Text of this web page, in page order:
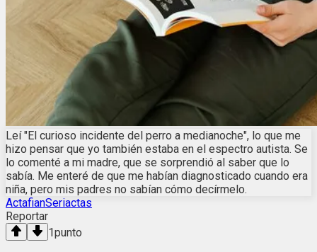
Leí "El curioso incidente del perro a medianoche", lo que me
hizo pensar que yo también estaba en el espectro autista. Se
lo comenté a mi madre, que se sorprendió al saber que lo
sabía. Me enteré de que me habían diagnosticado cuando era
niña, pero mis padres no sabían cómo decírmelo.
ActafianSeriactas
Reportar
1punto